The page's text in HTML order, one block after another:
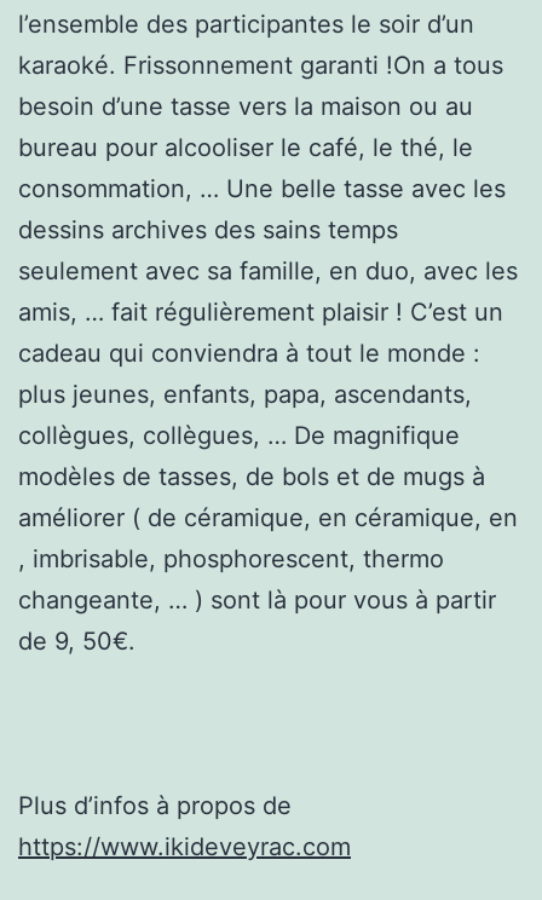
l’ensemble des participantes le soir d’un
karaoké. Frissonnement garanti !On a tous
besoin d’une tasse vers la maison ou au
bureau pour alcooliser le café, le thé, le
consommation, … Une belle tasse avec les
dessins archives des sains temps
seulement avec sa famille, en duo, avec les
amis, … fait régulièrement plaisir ! C’est un
cadeau qui conviendra à tout le monde :
plus jeunes, enfants, papa, ascendants,
collègues, collègues, … De magnifique
modèles de tasses, de bols et de mugs à
améliorer ( de céramique, en céramique, en
, imbrisable, phosphorescent, thermo
changeante, … ) sont là pour vous à partir
de 9, 50€.
Plus d’infos à propos de
https://www.ikideveyrac.com